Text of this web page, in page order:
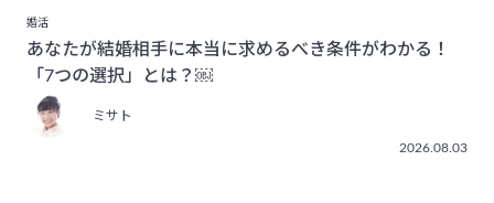
婚活
あなたが結婚相手に本当に求めるべき条件がわかる！
「7つの選択」とは？￼
ミサト
2026.08.03